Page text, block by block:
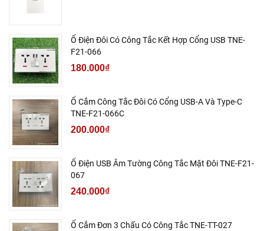
Ổ Điện Đôi Có Công Tắc Kết Hợp Cổng USB TNE-
F21-066
180.000₫
Ổ Cắm Công Tắc Đôi Có Cổng USB-A Và Type-C
TNE-F21-066C
200.000₫
Ổ Điện USB Âm Tường Công Tắc Mặt Đôi TNE-F21-
067
240.000₫
Ổ Cắm Đơn 3 Chấu Có Công Tắc TNE-TT-027